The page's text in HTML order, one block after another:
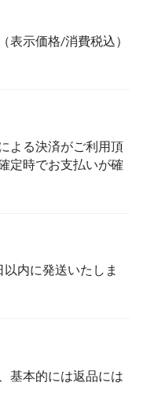
表示価格/消費税込）
よる決済がご利用頂
定時でお支払いが確
内に発送いたしま
基本的には返品には